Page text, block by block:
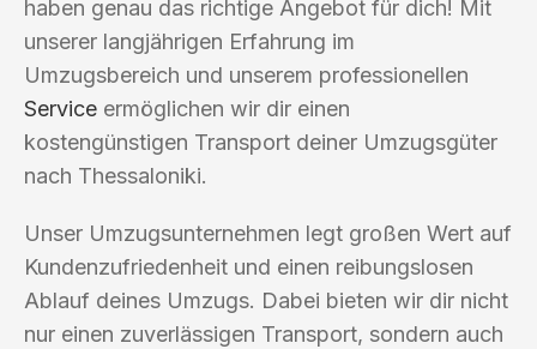
haben genau das richtige Angebot für dich! Mit
unserer langjährigen Erfahrung im
Umzugsbereich und unserem professionellen
Service ermöglichen wir dir einen
kostengünstigen Transport deiner Umzugsgüter
nach Thessaloniki.
Unser Umzugsunternehmen legt großen Wert auf
Kundenzufriedenheit und einen reibungslosen
Ablauf deines Umzugs. Dabei bieten wir dir nicht
nur einen zuverlässigen Transport, sondern auch